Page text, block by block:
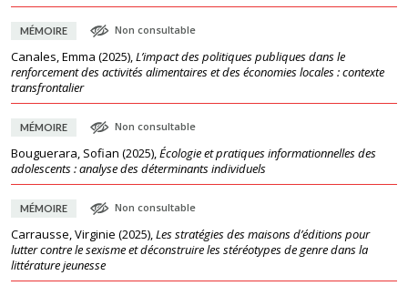
MÉMOIRE Non consultable
Canales, Emma (2025),L’impact des politiques publiques dans le
renforcement des activités alimentaires et des économies locales : contexte
transfrontalier
MÉMOIRE Non consultable
Bouguerara, Sofian (2025),Écologie et pratiques informationnelles des
adolescents : analyse des déterminants individuels
MÉMOIRE Non consultable
Carrausse, Virginie (2025),Les stratégies des maisons d’éditions pour
lutter contre le sexisme et déconstruire les stéréotypes de genre dans la
littérature jeunesse